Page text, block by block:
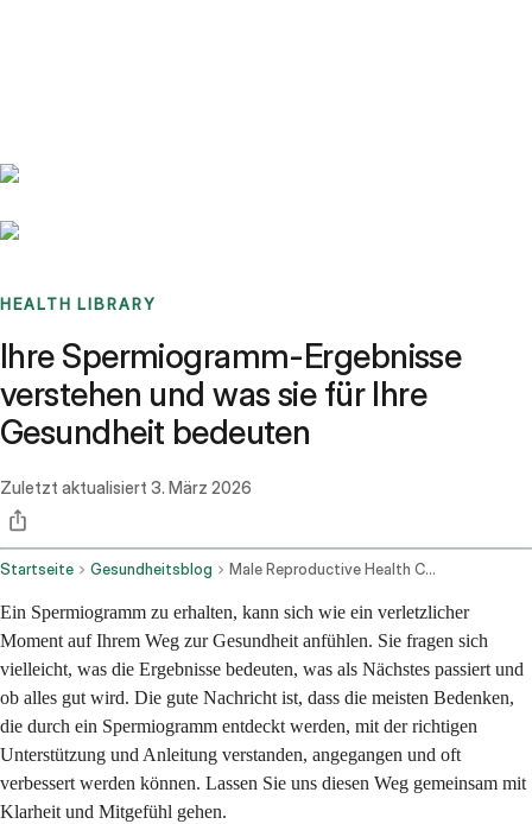
HEALTH LIBRARY
Ihre Spermiogramm-Ergebnisse
verstehen und was sie für Ihre
Gesundheit bedeuten
Zuletzt aktualisiert 3. März 2026
Startseite Gesundheitsblog Male Reproductive Health Concerns After Semen Analysis
Ein Spermiogramm zu erhalten, kann sich wie ein verletzlicher
Moment auf Ihrem Weg zur Gesundheit anfühlen. Sie fragen sich
vielleicht, was die Ergebnisse bedeuten, was als Nächstes passiert und
ob alles gut wird. Die gute Nachricht ist, dass die meisten Bedenken,
die durch ein Spermiogramm entdeckt werden, mit der richtigen
Unterstützung und Anleitung verstanden, angegangen und oft
verbessert werden können. Lassen Sie uns diesen Weg gemeinsam mit
Klarheit und Mitgefühl gehen.